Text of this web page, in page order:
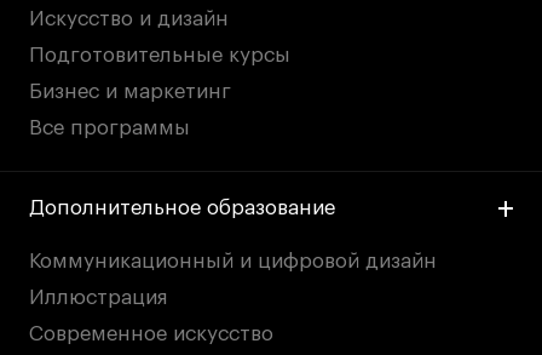
Britanka New Creatives
Подобрать программу
Войти в кампус
Искусство и дизайн
Подготовительные курсы
Бизнес и маркетинг
Все программы
Дополнительное образование
Коммуникационный и цифровой дизайн
Иллюстрация
Современное искусство